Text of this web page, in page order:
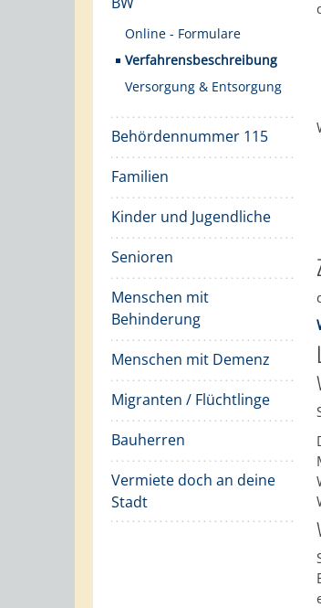
Online - Formulare
Verfahrensbeschreibung
Versorgung & Entsorgung
Behördennummer 115
Familien
Kinder und Jugendliche
Senioren
Menschen mit
Behinderung
Menschen mit Demenz
Migranten / Flüchtlinge
Bauherren
Vermiete doch an deine
Stadt